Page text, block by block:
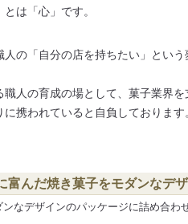
は「心」です。
の「自分の店を持ちたい」とい
人の育成の場として、菓子業界
携われていると自負しております
富んだ焼き菓子をモダンなデ
なデザインのパッケージに詰め合わ